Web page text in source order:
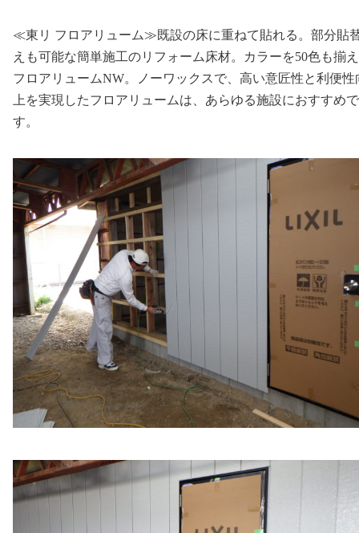
≪東リ フロアリューム≫既設の床に重ねて貼れる。部分貼
えも可能な簡単施工のリフォーム床材。カラーを50色も揃
フロアリュームNW。ノーワックスで、高い意匠性と利便性
上を実現したフロアリュームは、あらゆる施設におすすめで
す。